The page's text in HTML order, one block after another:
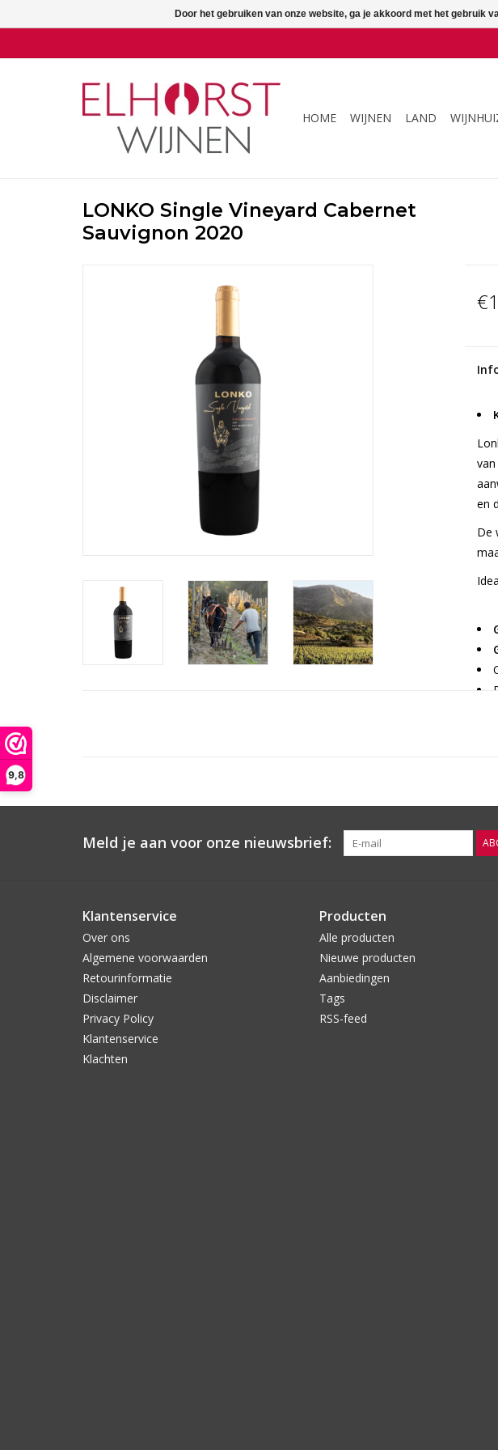
9,8
HOME WIJNEN LAND
LONKO Single Vineyard Cabernet
Sauvignon 2020
en
De
Meld je aan voor onze nieuwsbrief:
Klantenservice
Over ons
Algemene voorwaarden
Retourinformatie
Disclaimer
Privacy Policy
Klantenservice
Klachten
Producten
Alle producten
Nieuwe producten
Aanbiedingen
Tags
RSS-feed
Door het gebruiken van onze website, ga je akkoord met het gebruik